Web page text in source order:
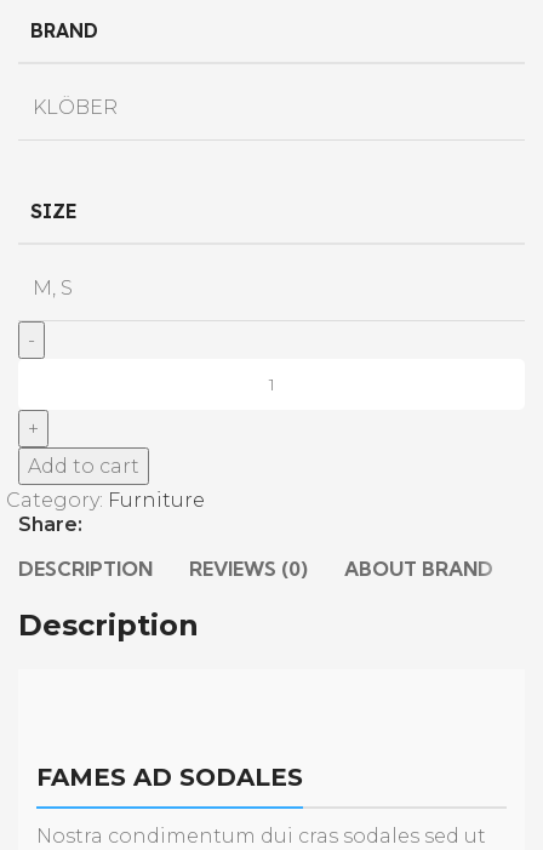
BRAND
KLÖBER
SIZE
M, S
Add to cart
Category: Furniture
Share:
DESCRIPTION REVIEWS (0) ABOUT BRAND
Description
FAMES AD SODALES
Nostra condimentum dui cras sodales sed ut